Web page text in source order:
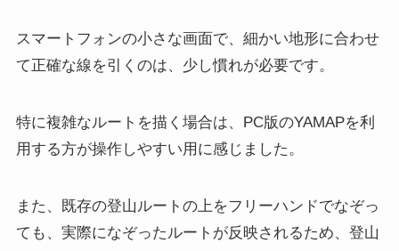
スマートフォンの小さな画面で、細かい地形に合わせ
て正確な線を引くのは、少し慣れが必要です。
特に複雑なルートを描く場合は、PC版のYAMAPを利
用する方が操作しやすい用に感じました。
また、既存の登山ルートの上をフリーハンドでなぞっ
ても、実際になぞったルートが反映されるため、登山